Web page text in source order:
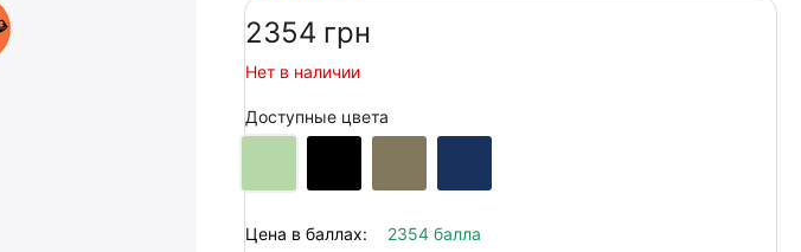
‍2354‍ грн
Нет в наличии
Доступные цвета
Цена в баллах: 2354 балла